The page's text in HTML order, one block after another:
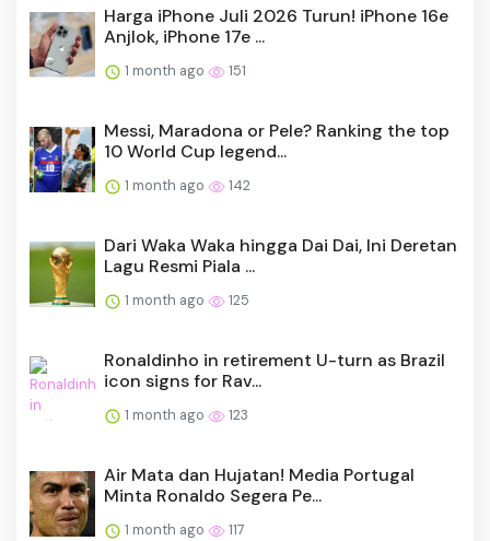
Harga iPhone Juli 2026 Turun! iPhone 16e
Anjlok, iPhone 17e ...
1 month ago 151
Messi, Maradona or Pele? Ranking the top
10 World Cup legend...
1 month ago 142
Dari Waka Waka hingga Dai Dai, Ini Deretan
Lagu Resmi Piala ...
1 month ago 125
Ronaldinho in retirement U-turn as Brazil
icon signs for Rav...
1 month ago 123
Air Mata dan Hujatan! Media Portugal
Minta Ronaldo Segera Pe...
1 month ago 117